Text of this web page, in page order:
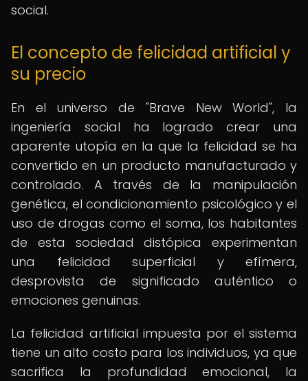
social.
El concepto de felicidad artificial y
su precio
En el universo de "Brave New World", la
ingeniería social ha logrado crear una
aparente utopía en la que la felicidad se ha
convertido en un producto manufacturado y
controlado. A través de la manipulación
genética, el condicionamiento psicológico y el
uso de drogas como el soma, los habitantes
de esta sociedad distópica experimentan
una felicidad superficial y efímera,
desprovista de significado auténtico o
emociones genuinas.
La felicidad artificial impuesta por el sistema
tiene un alto costo para los individuos, ya que
sacrifica la profundidad emocional, la